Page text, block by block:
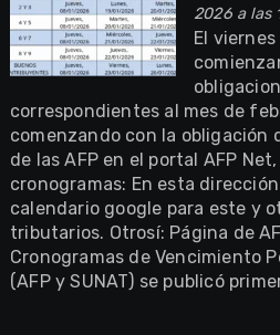
2026 a las
El
correspondientes al mes de
comenzando con la obligación
de las AFP en el portal AFP
cronogramas: En esta
calendario google para este y
tributarios. Otrosí: Página de
Cronogramas de Vencimiento
(AFP y SUNAT) se publicó